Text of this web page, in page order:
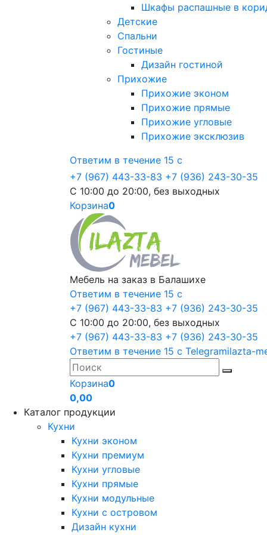
Шкафы распашные в
Детские
Спальни
Гостиные
Дизайн гостиной
Прихожие
Прихожие эконом
Прихожие прямые
Прихожие угловые
Прихожие эксклюзив
Ответим в течение 15 с
+7 (967) 443-33-83 +7 (936) 243-30-35
С 10:00 до 20:00, без выходных
Корзина0
Мебель на заказ в Балашихе
Ответим в течение 15 с
+7 (967) 443-33-83 +7 (936) 243-30-35
С 10:00 до 20:00, без выходных
+7 (967) 443-33-83 +7 (936) 243-30-35
Ответим в течение 15 с Telegramilazta-
Корзина0
0,00
Каталог продукции
Кухни
Кухни эконом
Кухни премиум
Кухни угловые
Кухни прямые
Кухни модульные
Кухни с островом
Дизайн кухни